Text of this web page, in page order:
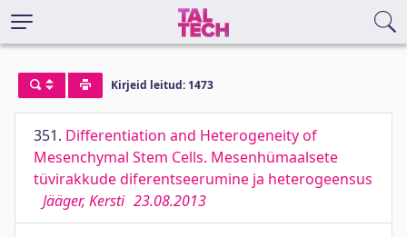
Kirjeid leitud: 1473
351. Differentiation and Heterogeneity of
Mesenchymal Stem Cells. Mesenhümaalsete
tüvirakkude diferentseerumine ja heterogeensus
Jääger, Kersti 23.08.2013